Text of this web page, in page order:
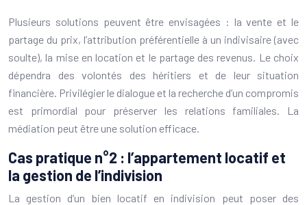
Plusieurs solutions peuvent être envisagées : la vente et le
partage du prix, l’attribution préférentielle à un indivisaire (avec
soulte), la mise en location et le partage des revenus. Le choix
dépendra des volontés des héritiers et de leur situation
financière. Privilégier le dialogue et la recherche d’un compromis
est primordial pour préserver les relations familiales. La
médiation peut être une solution efficace.
Cas pratique n°2 : l’appartement locatif et
la gestion de l’indivision
La gestion d’un bien locatif en indivision peut poser des